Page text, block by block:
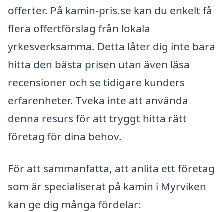
offerter. På kamin-pris.se kan du enkelt få
flera offertförslag från lokala
yrkesverksamma. Detta låter dig inte bara
hitta den bästa prisen utan även läsa
recensioner och se tidigare kunders
erfarenheter. Tveka inte att använda
denna resurs för att tryggt hitta rätt
företag för dina behov.
För att sammanfatta, att anlita ett företag
som är specialiserat på kamin i Myrviken
kan ge dig många fördelar: